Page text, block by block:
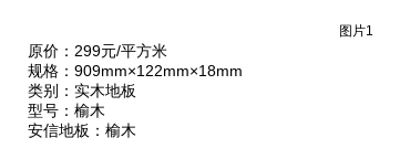
图片1
原价：299元/平方米
规格：909mm×122mm×18mm
类别：实木地板
型号：榆木
安信地板：榆木